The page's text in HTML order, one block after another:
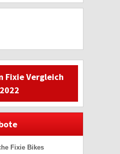
Fixie Vergleich
2022
Fixie Bikes